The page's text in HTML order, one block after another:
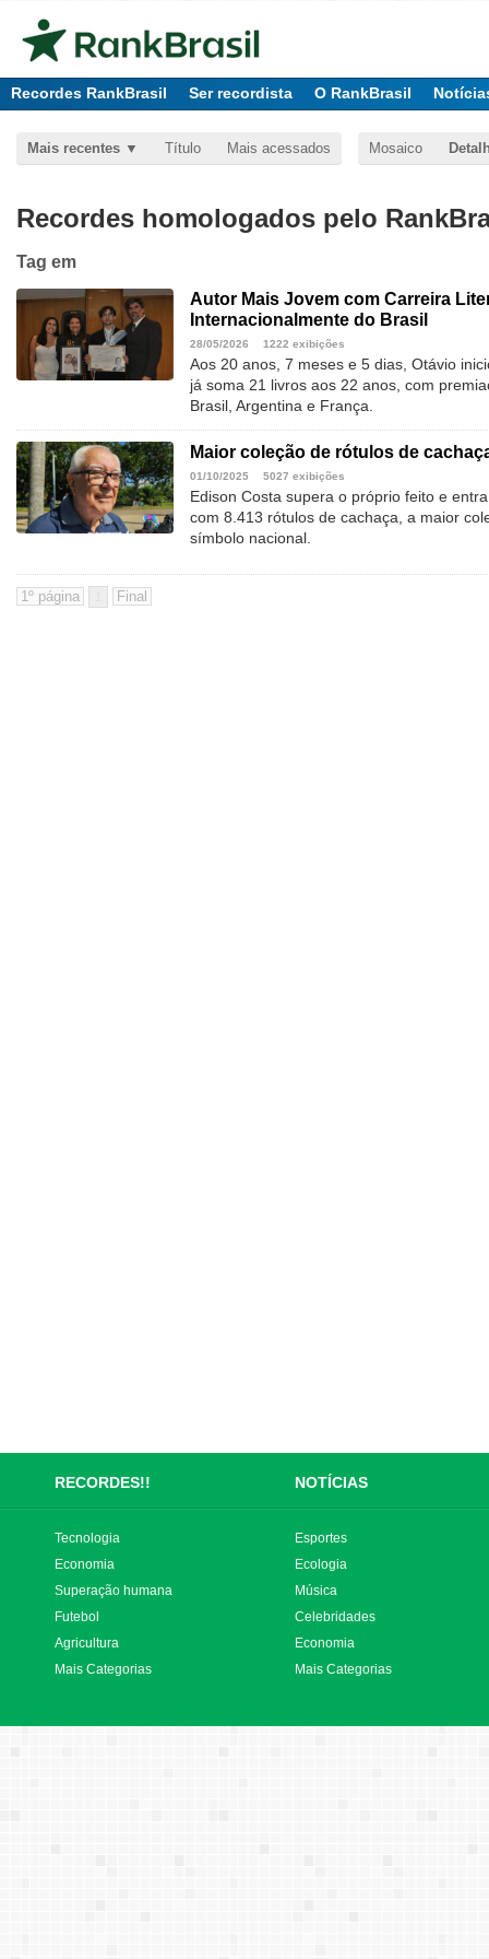
Recordes RankBrasil Ser recordista O RankBrasil
Mais recentes Título Mais acessados Mosaico
Recordes homologados pelo
Tag em
Autor Mais Jovem com Carreira
Internacionalmente do Brasil
28/05/2026 1222 exibições
Aos 20 anos, 7 meses e 5 dias, Otávio
já soma 21 livros aos 22 anos, com
Brasil, Argentina e França.
Maior coleção de rótulos de
01/10/2025 5027 exibições
Edison Costa supera o próprio feito e
com 8.413 rótulos de cachaça, a maior
símbolo nacional.
RECORDES!! NOTÍCIAS
Tecnologia
Economia
Superação humana
Futebol
Agricultura
Mais Categorias
Esportes
Ecologia
Música
Celebridades
Economia
Mais Categorias